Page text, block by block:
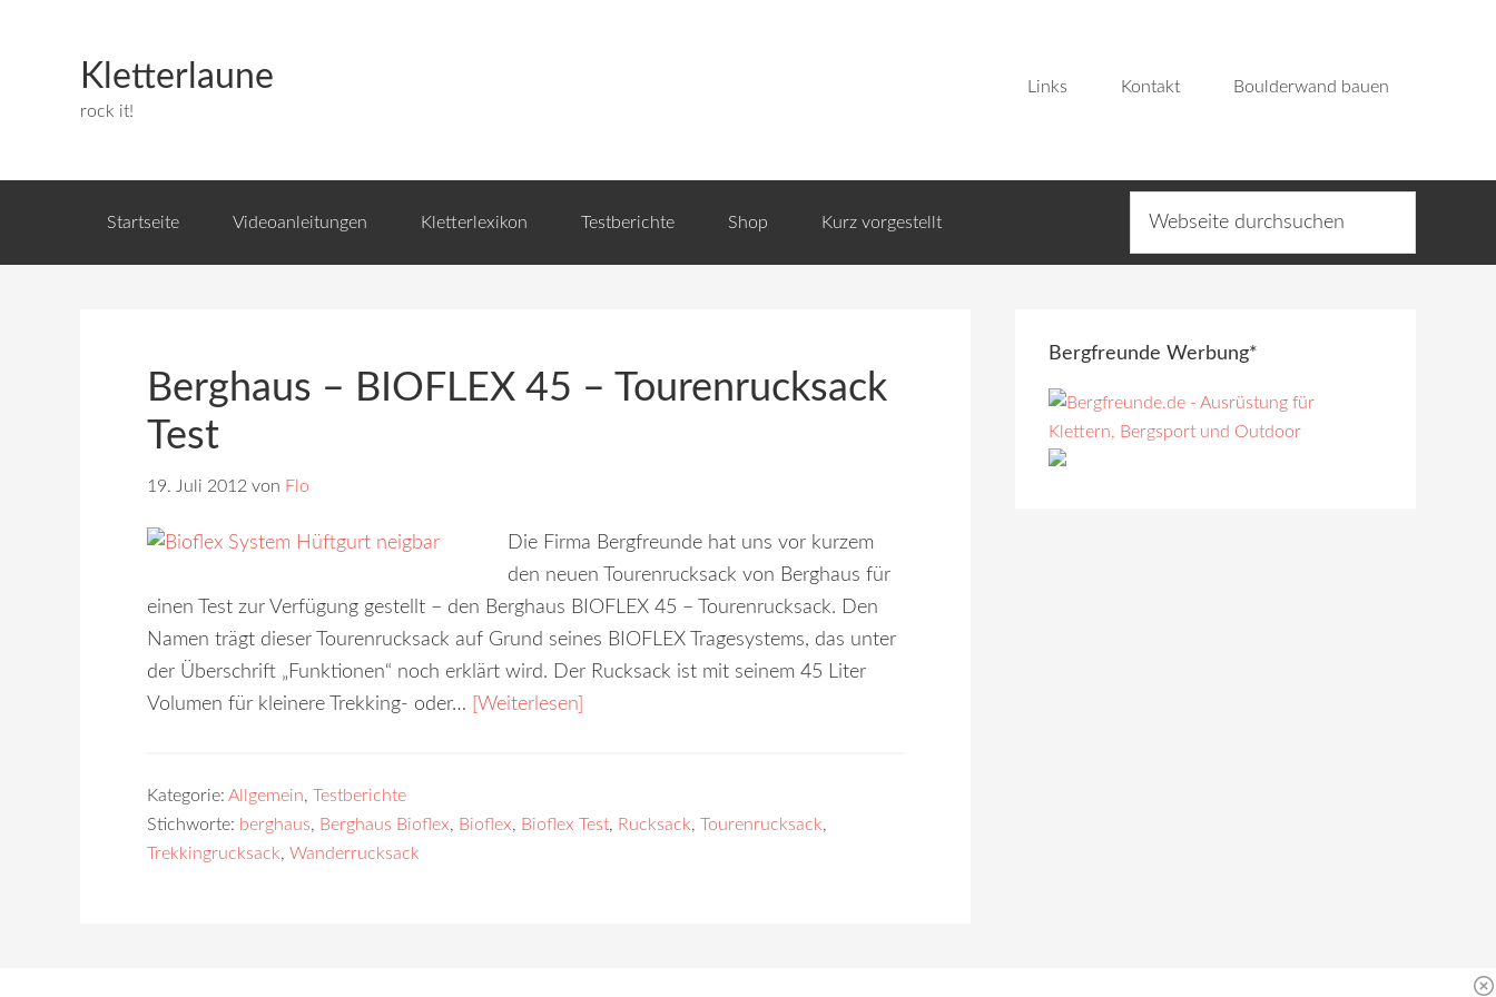
Kletterlaune
rock it!
Links Kontakt Boulderwand bauen
Startseite Videoanleitungen Kletterlexikon Testberichte Shop Kurz vorgestellt
Berghaus – BIOFLEX 45 – Tourenrucksack
Test
19. Juli 2012 von Flo
Die Firma Bergfreunde hat uns vor kurzem
den neuen Tourenrucksack von Berghaus für
einen Test zur Verfügung gestellt – den Berghaus BIOFLEX 45 – Tourenrucksack. Den
Namen trägt dieser Tourenrucksack auf Grund seines BIOFLEX Tragesystems, das unter
der Überschrift „Funktionen“ noch erklärt wird. Der Rucksack ist mit seinem 45 Liter
Volumen für kleinere Trekking- oder…
[Weiterlesen]
Kategorie: Allgemein, Testberichte
Stichworte: berghaus, Berghaus Bioflex, Bioflex, Bioflex Test, Rucksack, Tourenrucksack,
Trekkingrucksack, Wanderrucksack
Bergfreunde Werbung*